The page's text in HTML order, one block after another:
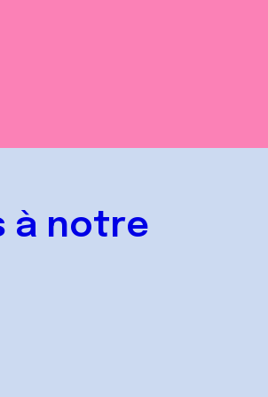
à notre